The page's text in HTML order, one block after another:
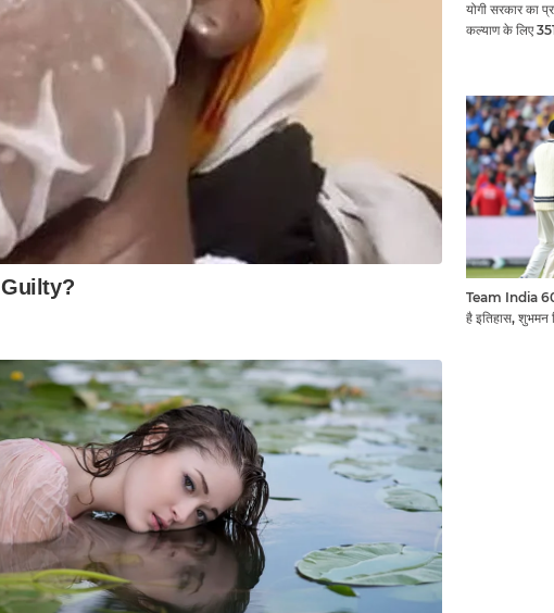
योगी सरकार का
कल्याण के लिए
Team India
है इतिहास, शुभमन